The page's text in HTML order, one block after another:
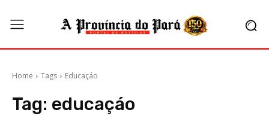
Home Tags Educaçáo
Tag: educaçáo